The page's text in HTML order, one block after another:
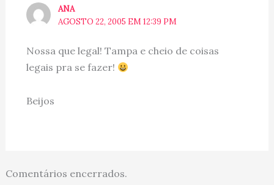
ANA
AGOSTO 22, 2005 EM 12:39 PM
Nossa que legal! Tampa e cheio de coisas
legais pra se fazer!
Beijos
Comentários encerrados.